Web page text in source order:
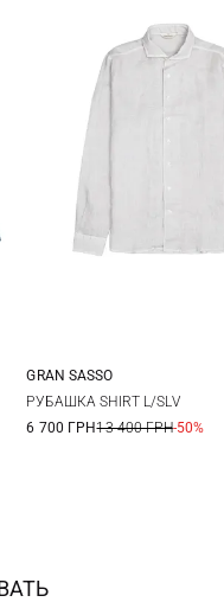
48 50
GRAN SASSO
РУБАШКА SHIRT L/SLV
6 700 ГРН13 400 ГРН-50%